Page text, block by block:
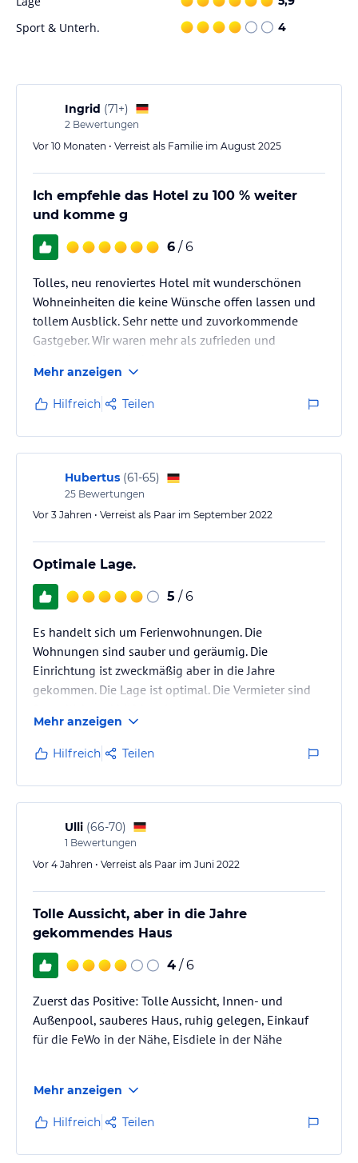
Sport & Unterh. 4
Ingrid (71+)
2 Bewertungen
Vor 10 Monaten • Verreist als Familie im August 2025
Ich empfehle das Hotel zu 100 % weiter
und komme g
6 / 6
Tolles, neu renoviertes Hotel mit wunderschönen
Wohneinheiten die keine Wünsche offen lassen und
tollem Ausblick. Sehr nette und zuvorkommende
Gastgeber. Wir waren mehr als zufrieden und
Mehr anzeigen
Hilfreich Teilen
Hubertus (61-65)
25 Bewertungen
Vor 3 Jahren • Verreist als Paar im September 2022
Optimale Lage.
5 / 6
Es handelt sich um Ferienwohnungen. Die
Wohnungen sind sauber und geräumig. Die
Einrichtung ist zweckmäßig aber in die Jahre
gekommen. Die Lage ist optimal. Die Vermieter sind
Der Swimmingpool ist sehr schön.
Mehr anzeigen
Hilfreich Teilen
Ulli (66-70)
1 Bewertungen
Vor 4 Jahren • Verreist als Paar im Juni 2022
Tolle Aussicht, aber in die Jahre
gekommendes Haus
4 / 6
Zuerst das Positive: Tolle Aussicht, Innen- und
Außenpool, sauberes Haus, ruhig gelegen, Einkauf
für die FeWo in der Nähe, Eisdiele in der Nähe
Bad mit Badewanne (es können sich keine 2 Pers.
aufhalten, Türe stößt an Toilette, keine einzige
Ablage), --kein Sonnenschirm auf dem Balkon, --
keine Arbeitsfläche zum Kochen nur den Deckel von
Mehr anzeigen
Hilfreich Teilen